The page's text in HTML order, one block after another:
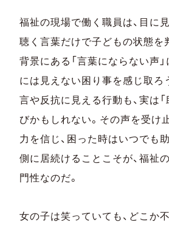
福祉の現場で働く職員は、目に
聴く⾔葉だけで子どもの状態を
背景にある「⾔葉にならない声」
には見えない困り事を感じ取ろ
⾔や反抗に見える行動も、実は「
びかもしれない。その声を受け
力を信じ、困った時はいつでも
側に居続けることこそが、福祉
門性なのだ。
女の子は笑っていても、どこか